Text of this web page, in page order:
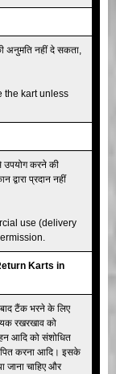
अनुमति नहीं दे सकता,
the kart unless
उपयोग करने की
प्रदान नहीं
use (delivery
Karts in
टैंक भरने के लिए
रखरखाव को
आदि को संशोधित
करना आदि। इसके
जाना चाहिए और